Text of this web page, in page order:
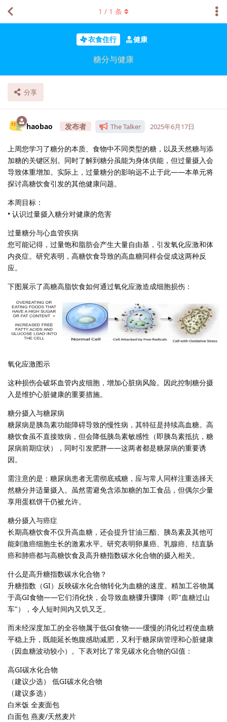
衣食住行 健康
糖分与健康
分享
1 / 1 条
haobao The Talker 2025年6月17日
上周您学习了糖分的本质、食物中不同类型的糖，以及天然糖与添
加糖的关键区别。同时了解到糖分虽能为身体供能，但过量摄入会
导致体重增加。实际上，过量糖分的影响远不止于此——本单元将
探讨高糖饮食引发的其他健康问题。
本周目标：
• 认识过量摄入糖分对健康的危害
过量糖分与心血管疾病
您可能记得，过量饱和脂肪会产生大量自由基，引发氧化应激和体
内炎症。研究表明，高糖饮食导致的高血糖同样会促成这两种反
应。
下图展示了高糖高脂饮食如何通过氧化应激造成细胞损伤：
氧化应激图示
这种损伤会破坏血管内皮细胞，增加心脏病风险。因此控制糖分摄
入是维护心脏健康的重要措施。
糖分摄入与糖尿病
糖尿病是胰岛素功能障碍导致的慢性病，其特征是持续高血糖。高
糖饮食虽不直接致病，但会降低胰岛素敏感性（即胰岛素抵抗，糖
尿病前期症状），同时引发肥胖——这两者都是糖尿病的重要诱
因。
需注意的是：糖尿病患者无需彻底戒糖，应与常人同样注重选择天
然糖分并适量摄入。虽然需避免含添加糖的加工食品，但偶尔少量
享用蛋糕饼干仍被允许。
糖分摄入与癌症
长期高糖饮食不仅升高血糖，还会提升甘油三酯、胰岛素及其他可
能刺激癌细胞生长的激素水平。研究表明卵巢癌、乳腺癌、结直肠
癌和肺癌都与高糖饮食及高升糖指数碳水化合物的摄入相关。
什么是高升糖指数碳水化合物？
升糖指数（GI）反映碳水化合物转化为血糖的速度。精加工谷物属
于高GI食物——它们消化快，会导致血糖骤升骤降（即"血糖过山
车"），令人短时间内又饥又乏。
而未经深度加工的全谷物属于低GI食物——缓慢的消化过程使血糖
平稳上升，既能延长饱腹感助减肥，又利于糖尿病管理和心脏健康
（因血糖波动较小）。下表对比了常见碳水化合物的GI值：
高GI碳水化合物
（建议少选） 低GI碳水化合物
（建议多选）
白米饭 全麦面包
白面包 燕麦/天然麦片